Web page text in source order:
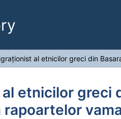
al etnicilor greci din
etnicilor greci
rapoartelor